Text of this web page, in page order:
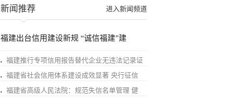
进入新闻频道
新闻推荐
福建出台信用建设新规 “诚信福建”建
福建推行专项信用报告替代企业无违法记录证
福建省社会信用体系建设成效显著 央行征信
福建省高级人民法院：规范失信名单管理 健